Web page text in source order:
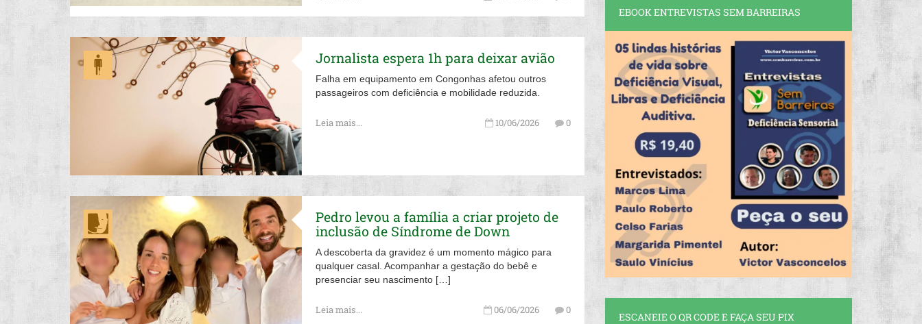
Jornalista espera 1h para deixar avião
Falha em equipamento em Congonhas afetou outros
passageiros com deficiência e mobilidade reduzida.
Leia mais... 10/06/2026 0
Pedro levou a família a criar projeto de
inclusão de Síndrome de Down
A descoberta da gravidez é um momento mágico para
qualquer casal. Acompanhar a gestação do bebê e
presenciar seu nascimento […]
Leia mais... 06/06/2026 0
EBOOK ENTREVISTAS SEM BARREIRAS
ESCANEIE O QR CODE E FAÇA SEU PIX